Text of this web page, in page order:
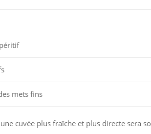
mets fins
cuvée plus fraîche et plus directe sera